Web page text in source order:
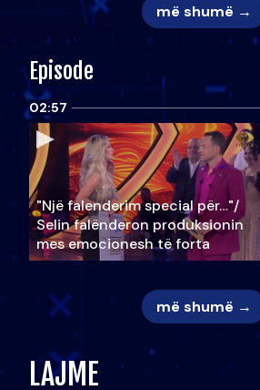
më shumë →
Episode
02:57
"Një falenderim special për…"/
Selin falënderon produksionin
mes emocionesh të forta
më shumë →
LAJME